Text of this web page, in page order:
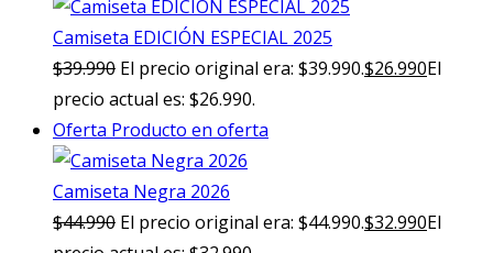
Camiseta EDICIÓN ESPECIAL 2025
$39.990 El precio original era: $39.990.$26.990El
precio actual es: $26.990.
Oferta Producto en oferta
Camiseta Negra 2026
$44.990 El precio original era: $44.990.$32.990El